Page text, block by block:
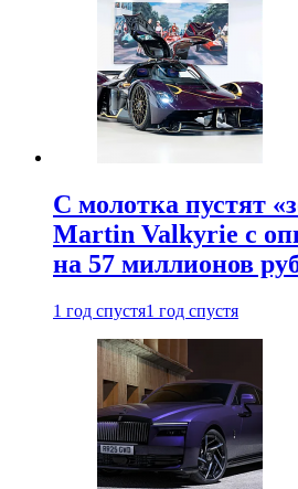
С молотка пустят
Martin Valkyrie с
на 57 миллионов
1 год спустя1 год спустя